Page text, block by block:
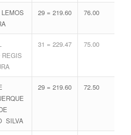
29 = 219.60 76.00
REGIS
31 = 229.47 75.00
SILVA
29 = 219.60 72.50